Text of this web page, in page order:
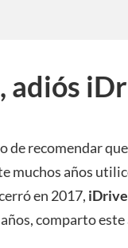
adiós
de recomendar
muchos años
en 2017,
comparto